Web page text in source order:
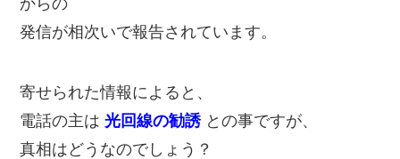
発信が相次いで報告されています。
寄せられた情報によると、
電話の主は光回線の勧誘との事ですが、
真相はどうなのでしょう？